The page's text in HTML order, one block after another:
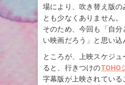
場により、吹き替え版の
とも少なくありません。
そのため、今回も「自
い映画だろう」と思い込
ところが、上映スケジ
ると、行きつけのTOHO
字幕版が上映されている